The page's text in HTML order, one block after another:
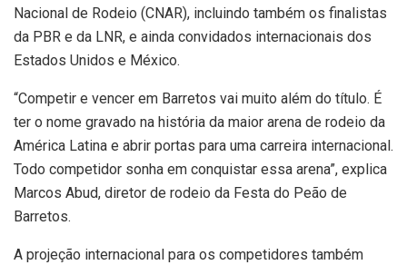
Nacional de Rodeio (CNAR), incluindo também os finalistas
da PBR e da LNR, e ainda convidados internacionais dos
Estados Unidos e México.
“Competir e vencer em Barretos vai muito além do título. É
ter o nome gravado na história da maior arena de rodeio da
América Latina e abrir portas para uma carreira internacional.
Todo competidor sonha em conquistar essa arena”, explica
Marcos Abud, diretor de rodeio da Festa do Peão de
Barretos.
A projeção internacional para os competidores também